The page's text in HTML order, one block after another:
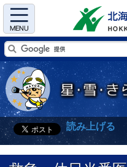
Menu
読み上げる